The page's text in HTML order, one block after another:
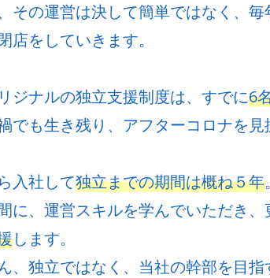
その運営は決して簡単ではなく、
店をしていきます。
ジナルの独立支援制度は、すでに6
でも生き残り、アフターコロナを見
入社して独立までの期間は概ね５年。
に、運営スキルを学んでいただき、
します。
、独立ではなく、当社の幹部を目指